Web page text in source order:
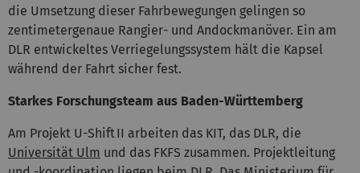
die Umsetzung dieser Fahrbewegungen gelingen so
zentimetergenaue Rangier- und Andockmanöver. Ein am
DLR entwickeltes Verriegelungssystem hält die Kapsel
während der Fahrt sicher fest.
Starkes Forschungsteam aus Baden-Württemberg
Am Projekt U-Shift II arbeiten das KIT, das DLR, die
Universität Ulm und das FKFS zusammen. Projektleitung